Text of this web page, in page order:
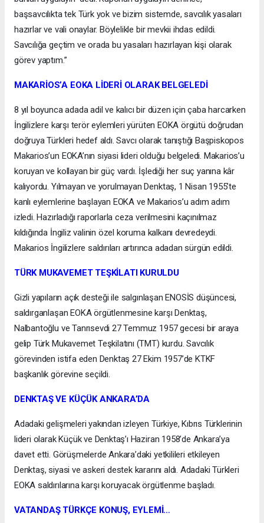
başsavcılıkta tek Türk yok ve bizim sistemde, savcılık yasaları
hazırlar ve vali onaylar. Böylelikle bir mevkii ihdas edildi.
Savcılığa geçtim ve orada bu yasaları hazırlayan kişi olarak
görev yaptım.”
MAKARİOS’A EOKA LİDERİ OLARAK BELGELEDİ
8 yıl boyunca adada adil ve kalıcı bir düzen için çaba harcarken
İngilizlere karşı terör eylemleri yürüten EOKA örgütü doğrudan
doğruya Türkleri hedef aldı. Savcı olarak tanıştığı Başpiskopos
Makarios’un EOKA’nın siyasi lideri olduğu belgeledi. Makarios’u
koruyan ve kollayan bir güç vardı. İşlediği her suç yanına kâr
kalıyordu. Yılmayan ve yorulmayan Denktaş, 1 Nisan 1955’te
kanlı eylemlerine başlayan EOKA ve Makarios’u adım adım
izledi. Hazırladığı raporlarla ceza verilmesini kaçınılmaz
kıldığında İngiliz valinin özel koruma kalkanı devredeydi.
Makarios İngilizlere saldırıları artırınca adadan sürgün edildi.
TÜRK MUKAVEMET TEŞKİLATI KURULDU
Gizli yapıların açık desteği ile salgınlaşan ENOSİS düşüncesi,
saldırganlaşan EOKA örgütlenmesine karşı Denktaş,
Nalbantoğlu ve Tanrısevdi 27 Temmuz 1957 gecesi bir araya
gelip Türk Mukavemet Teşkilatını (TMT) kurdu. Savcılık
görevinden istifa eden Denktaş 27 Ekim 1957’de KTKF
başkanlık görevine seçildi.
DENKTAŞ VE KÜÇÜK ANKARA’DA
Adadaki gelişmeleri yakından izleyen Türkiye, Kıbrıs Türklerinin
lideri olarak Küçük ve Denktaş’ı Haziran 1958’de Ankara’ya
davet etti. Görüşmelerde Ankara’daki yetkilileri etkileyen
Denktaş, siyasi ve askeri destek kararını aldı. Adadaki Türkleri
EOKA saldırılarına karşı koruyacak örgütlenme başladı.
VATANDAŞ TÜRKÇE KONUŞ, EYLEMİ…